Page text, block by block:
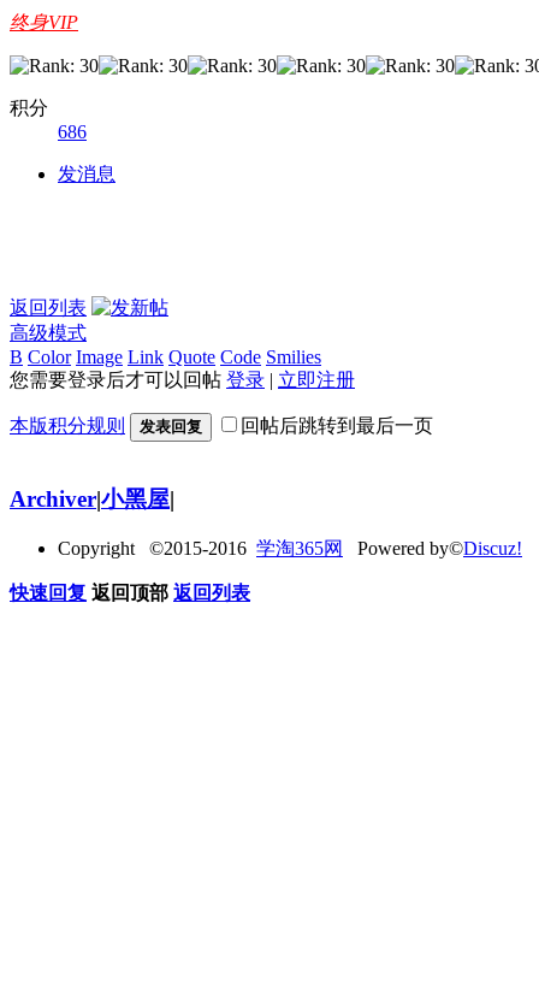
终身VIP
积分
686
发消息
返回列表
高级模式
B Color Image Link Quote Code Smilies
您需要登录后才可以回帖 登录 | 立即注册
本版积分规则 发表回复 回帖后跳转到最后一页
Archiver|小黑屋|
Copyright ©2015-2016 学淘365网 Powered by©Discuz!
快速回复 返回顶部 返回列表